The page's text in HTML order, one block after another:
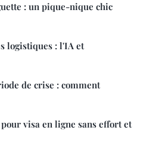
: un pique-nique chic
logistiques : l'IA et
de crise : comment
visa en ligne sans effort et